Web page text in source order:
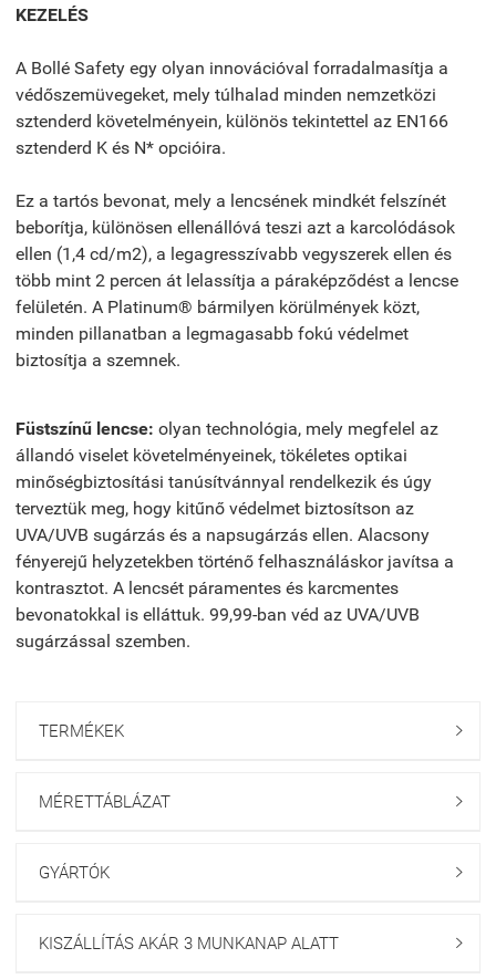
KEZELÉS
A Bollé Safety egy olyan innovációval forradalmasítja a
védőszemüvegeket, mely túlhalad minden nemzetközi
sztenderd követelményein, különös tekintettel az EN166
sztenderd K és N* opcióira.
Ez a tartós bevonat, mely a lencsének mindkét felszínét
beborítja, különösen ellenállóvá teszi azt a karcolódások
ellen (1,4 cd/m2), a legagresszívabb vegyszerek ellen és
több mint 2 percen át lelassítja a páraképződést a lencse
felületén. A Platinum® bármilyen körülmények közt,
minden pillanatban a legmagasabb fokú védelmet
biztosítja a szemnek.
Füstszínű lencse: olyan technológia, mely megfelel az
állandó viselet követelményeinek, tökéletes optikai
minőségbiztosítási tanúsítvánnyal rendelkezik és úgy
terveztük meg, hogy kitűnő védelmet biztosítson az
UVA/UVB sugárzás és a napsugárzás ellen. Alacsony
fényerejű helyzetekben történő felhasználáskor javítsa a
kontrasztot. A lencsét páramentes és karcmentes
bevonatokkal is elláttuk. 99,99-ban véd az UVA/UVB
sugárzással szemben.
TERMÉKEK 
MÉRETTÁBLÁZAT 
GYÁRTÓK 
KISZÁLLÍTÁS AKÁR 3 MUNKANAP ALATT 